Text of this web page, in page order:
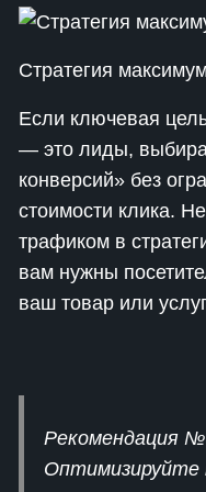
Стратегия
Если ключевая
— это лиды,
конверсий» без
стоимости клика.
трафиком в
вам нужны
ваш товар или
Рекомендация